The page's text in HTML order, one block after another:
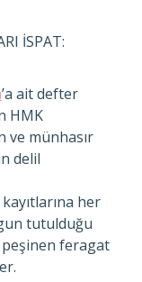
İSPAT:
’a ait defter
HMK
ve münhasır
delil
kayıtlarına her
tutulduğu
feragat